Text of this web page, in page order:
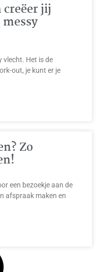
creëer jij
vlecht. Het is de
out, je kunt er je
Zo
een bezoekje aan de
afspraak maken en